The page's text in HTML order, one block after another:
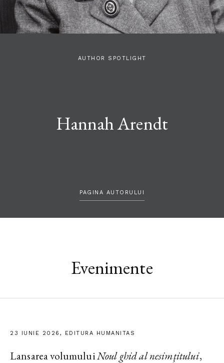
AUTHOR SPOTLIGHT
Hannah Arendt
PAGINA AUTORULUI
Evenimente
23 IUNIE 2026, EDITURA HUMANITAS
Lansarea volumuluiNoul ghid al nesimțitului,